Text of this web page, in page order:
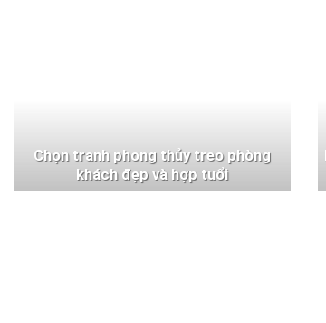
Chọn tranh phong thủy treo phòng
khách đẹp và hợp tuổi